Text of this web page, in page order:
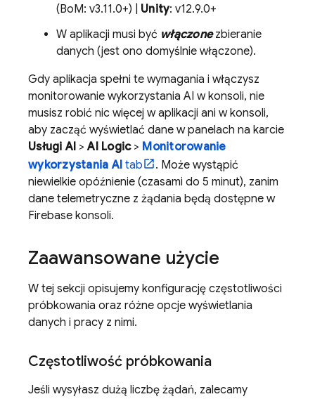
(BoM: v3.11.0+) | Unity: v12.9.0+
W aplikacji musi być włączonezbieranie
danych (jest ono domyślnie włączone).
Gdy aplikacja spełni te wymagania i włączysz
monitorowanie wykorzystania AI w konsoli, nie
musisz robić nic więcej w aplikacji ani w konsoli,
aby zacząć wyświetlać dane w panelach na karcie
Usługi AI >AI Logic> Monitorowanie
wykorzystania AI tab
. Może wystąpić
niewielkie opóźnienie (czasami do 5 minut), zanim
dane telemetryczne z żądania będą dostępne w
Firebase konsoli.
Zaawansowane użycie
W tej sekcji opisujemy konfigurację częstotliwości
próbkowania oraz różne opcje wyświetlania
danych i pracy z nimi.
Częstotliwość próbkowania
Jeśli wysyłasz dużą liczbę żądań, zalecamy